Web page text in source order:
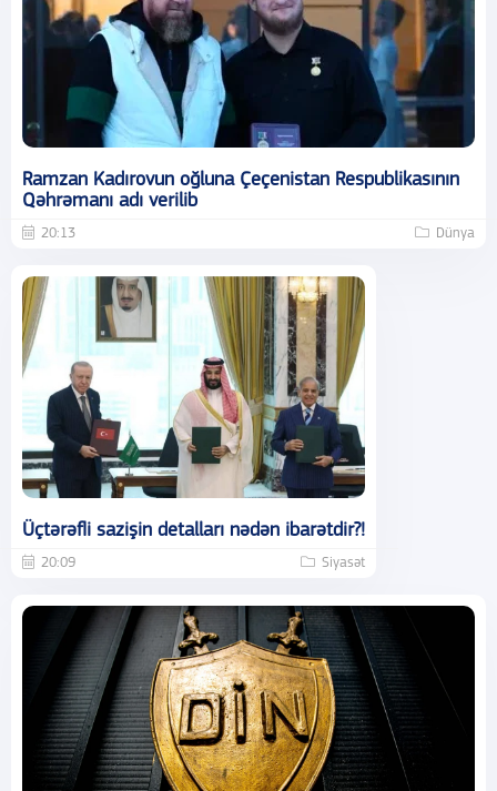
Ramzan Kadırovun oğluna Çeçenistan Respublikasının
Qəhrəmanı adı verilib
20:13 Dünya
Üçtərəfli sazişin detalları nədən ibarətdir?!
20:09 Siyasət